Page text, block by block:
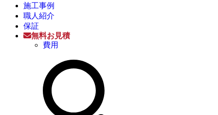
施工事例
職人紹介
保証
無料お見積
費用